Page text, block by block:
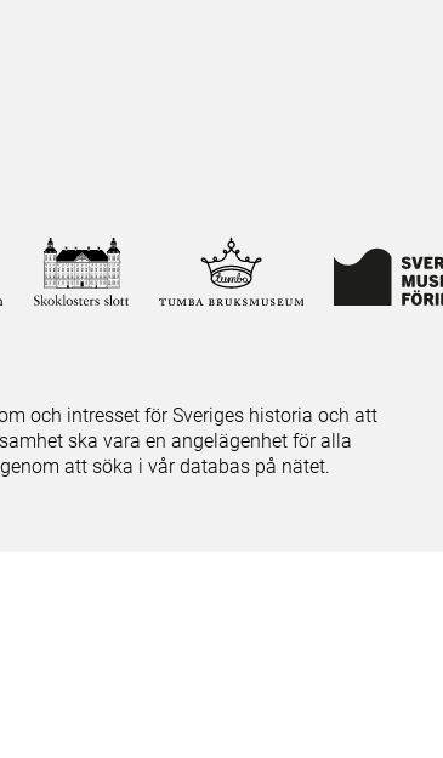
och intresset för Sveriges historia och att
ska vara en angelägenhet för alla
att söka i vår databas på nätet.